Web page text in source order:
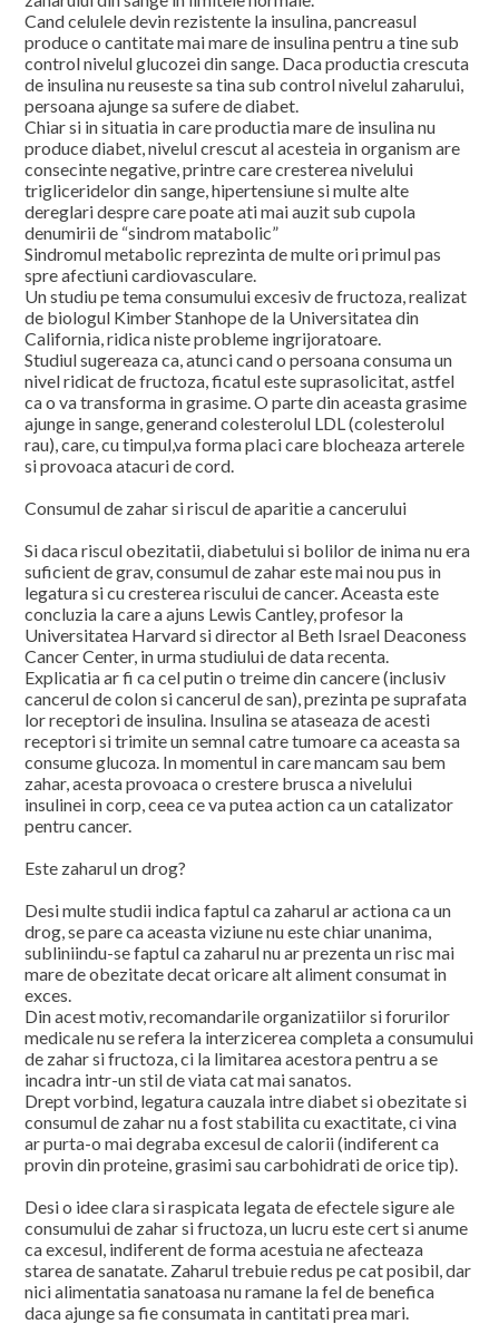
Cand celulele devin rezistente la insulina, pancreasul
produce o cantitate mai mare de insulina pentru a tine sub
control nivelul glucozei din sange. Daca productia crescuta
de insulina nu reuseste sa tina sub control nivelul zaharului,
persoana ajunge sa sufere de diabet.
Chiar si in situatia in care productia mare de insulina nu
produce diabet, nivelul crescut al acesteia in organism are
consecinte negative, printre care cresterea nivelului
trigliceridelor din sange, hipertensiune si multe alte
dereglari despre care poate ati mai auzit sub cupola
denumirii de “sindrom matabolic”
Sindromul metabolic reprezinta de multe ori primul pas
spre afectiuni cardiovasculare.
Un studiu pe tema consumului excesiv de fructoza, realizat
de biologul Kimber Stanhope de la Universitatea din
California, ridica niste probleme ingrijoratoare.
Studiul sugereaza ca, atunci cand o persoana consuma un
nivel ridicat de fructoza, ficatul este suprasolicitat, astfel
ca o va transforma in grasime. O parte din aceasta grasime
ajunge in sange, generand colesterolul LDL (colesterolul
rau), care, cu timpul,va forma placi care blocheaza arterele
si provoaca atacuri de cord.
Consumul de zahar si riscul de aparitie a cancerului
Si daca riscul obezitatii, diabetului si bolilor de inima nu era
suficient de grav, consumul de zahar este mai nou pus in
legatura si cu cresterea riscului de cancer. Aceasta este
concluzia la care a ajuns Lewis Cantley, profesor la
Universitatea Harvard si director al Beth Israel Deaconess
Cancer Center, in urma studiului de data recenta.
Explicatia ar fi ca cel putin o treime din cancere (inclusiv
cancerul de colon si cancerul de san), prezinta pe suprafata
lor receptori de insulina. Insulina se ataseaza de acesti
receptori si trimite un semnal catre tumoare ca aceasta sa
consume glucoza. In momentul in care mancam sau bem
zahar, acesta provoaca o crestere brusca a nivelului
insulinei in corp, ceea ce va putea action ca un catalizator
pentru cancer.
Este zaharul un drog?
Desi multe studii indica faptul ca zaharul ar actiona ca un
drog, se pare ca aceasta viziune nu este chiar unanima,
subliniindu-se faptul ca zaharul nu ar prezenta un risc mai
mare de obezitate decat oricare alt aliment consumat in
exces.
Din acest motiv, recomandarile organizatiilor si forurilor
medicale nu se refera la interzicerea completa a consumului
de zahar si fructoza, ci la limitarea acestora pentru a se
incadra intr-un stil de viata cat mai sanatos.
Drept vorbind, legatura cauzala intre diabet si obezitate si
consumul de zahar nu a fost stabilita cu exactitate, ci vina
ar purta-o mai degraba excesul de calorii (indiferent ca
provin din proteine, grasimi sau carbohidrati de orice tip).
Desi o idee clara si raspicata legata de efectele sigure ale
consumului de zahar si fructoza, un lucru este cert si anume
ca excesul, indiferent de forma acestuia ne afecteaza
starea de sanatate. Zaharul trebuie redus pe cat posibil, dar
nici alimentatia sanatoasa nu ramane la fel de benefica
daca ajunge sa fie consumata in cantitati prea mari.